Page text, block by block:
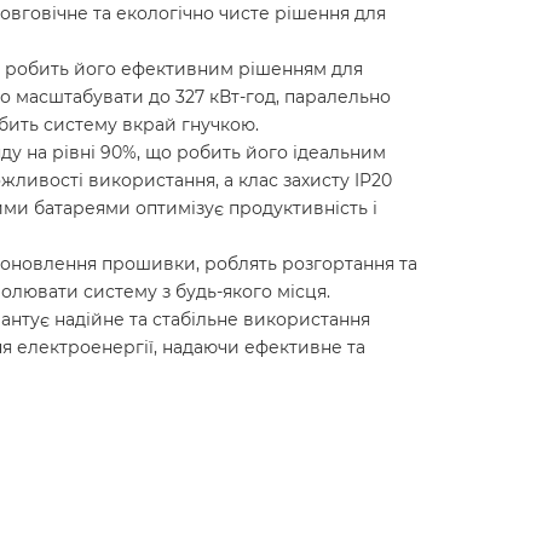
та екологічно чисте рішення для
робить його ефективним рішенням для
масштабувати до 327 кВт-год, паралельно
систему вкрай гнучкою.
на рівні 90%, що робить його ідеальним
використання, а клас захисту IP20
батареями оптимізує продуктивність і
прошивки, роблять розгортання та
систему з будь-якого місця.
надійне та стабільне використання
електроенергії, надаючи ефективне та